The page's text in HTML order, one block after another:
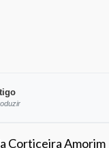
Ouvir este artigo
Corticeira Amorim